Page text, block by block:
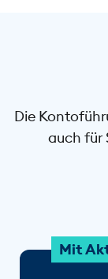
Die
auch für
Mit